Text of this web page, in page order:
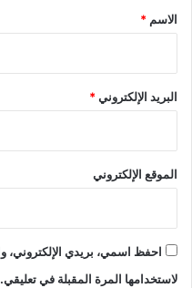
*
الاسم *
البريد الإلكتروني*
الموقع الإلكتروني
احفظ اسمي، بريدي الإلكتروني،
لاستخدامها المرة المقبلة في تعليقي.